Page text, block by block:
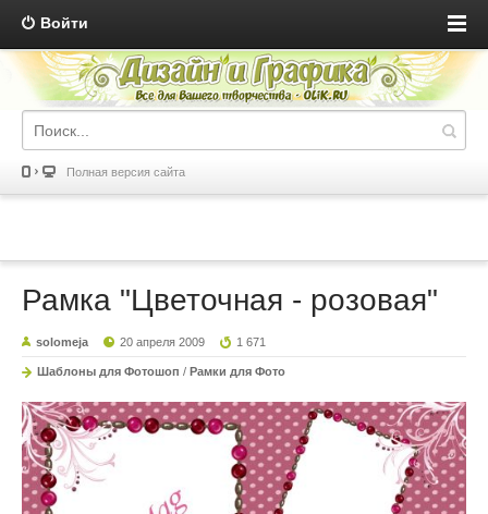
Войти
Полная версия сайта
Рамка "Цветочная - розовая"
solomeja 20 апреля 2009 1 671
Шаблоны для Фотошоп / Рамки для Фото